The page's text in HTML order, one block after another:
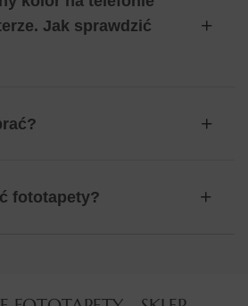
Jak sprawdzić
fototapety?